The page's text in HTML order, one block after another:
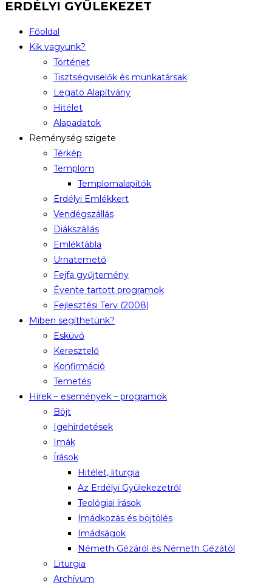
ERDÉLYI GYÜLEKEZET
Főoldal
Kik vagyunk?
Történet
Tisztségviselők és munkatársak
Legato Alapítvány
Hitélet
Alapadatok
Reménység szigete
Térkép
Templom
Templomalapítók
Erdélyi Emlékkert
Vendégszállás
Diákszállás
Emléktábla
Urnatemető
Fejfa gyűjtemény
Évente tartott programok
Fejlesztési Terv (2008)
Miben segíthetünk?
Esküvő
Keresztelő
Konfirmáció
Temetés
Hírek – események – programok
Böjt
Igehirdetések
Imák
Írások
Hitélet, liturgia
Az Erdélyi Gyülekezetről
Teológiai írások
Imádkozás és böjtölés
Imádságok
Németh Gézáról és Németh Gézától
Liturgia
Archívum